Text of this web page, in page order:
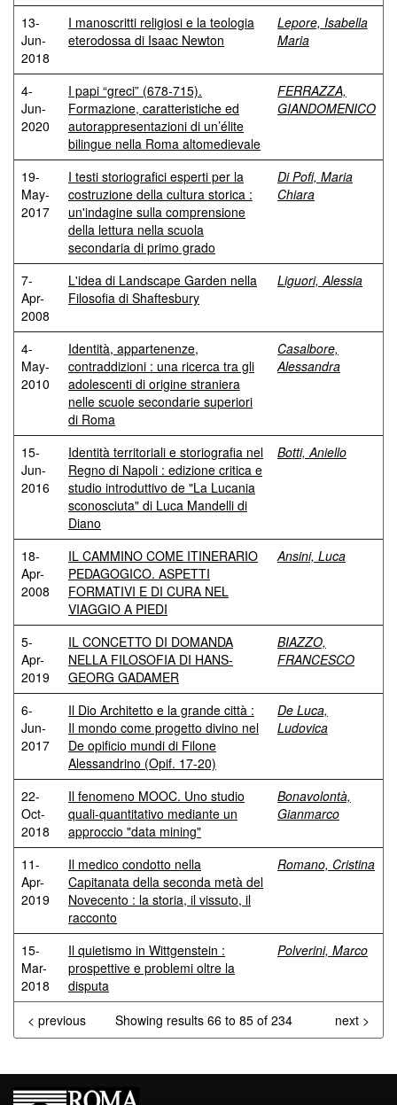
13-
Jun-
2018
I manoscritti religiosi e la teologia
eterodossa di Isaac Newton
Lepore, Isabella
Maria
4-
Jun-
2020
I papi “greci” (678-715).
Formazione, caratteristiche ed
autorappresentazioni di un’élite
bilingue nella Roma altomedievale
FERRAZZA,
GIANDOMENICO
19-
May-
2017
I testi storiografici esperti per la
costruzione della cultura storica :
un'indagine sulla comprensione
della lettura nella scuola
secondaria di primo grado
Di Pofi, Maria
Chiara
7-
Apr-
2008
L'idea di Landscape Garden nella
Filosofia di Shaftesbury
Liguori, Alessia
4-
May-
2010
Identità, appartenenze,
contraddizioni : una ricerca tra gli
adolescenti di origine straniera
nelle scuole secondarie superiori
di Roma
Casalbore,
Alessandra
15-
Jun-
2016
Identità territoriali e storiografia nel
Regno di Napoli : edizione critica e
studio introduttivo de "La Lucania
sconosciuta" di Luca Mandelli di
Diano
Botti, Aniello
18-
Apr-
2008
IL CAMMINO COME ITINERARIO
PEDAGOGICO. ASPETTI
FORMATIVI E DI CURA NEL
VIAGGIO A PIEDI
Ansini, Luca
5-
Apr-
2019
IL CONCETTO DI DOMANDA
NELLA FILOSOFIA DI HANS-
GEORG GADAMER
BIAZZO,
FRANCESCO
6-
Jun-
2017
Il Dio Architetto e la grande città :
Il mondo come progetto divino nel
De opificio mundi di Filone
Alessandrino (Opif. 17-20)
De Luca,
Ludovica
22-
Oct-
2018
Il fenomeno MOOC. Uno studio
quali-quantitativo mediante un
approccio "data mining"
Bonavolontà,
Gianmarco
11-
Apr-
2019
Il medico condotto nella
Capitanata della seconda metà del
Novecento : la storia, il vissuto, il
racconto
Romano, Cristina
15-
Mar-
2018
Il quietismo in Wittgenstein :
prospettive e problemi oltre la
disputa
Polverini, Marco
Showing results 66 to 85 of 234
< previous next >